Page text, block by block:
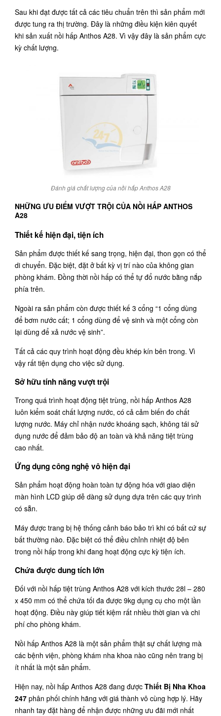
Sau khi đạt được tất cả các tiêu chuẩn trên thì sản phẩm mới
được tung ra thị trường. Đây là những điều kiện kiên quyết
khi sản xuất nồi hấp Anthos A28. Vì vậy đây là sản phẩm cực
kỳ chất lượng.
Đánh giá chất lượng của nồi hấp Anthos A28
NHỮNG ƯU ĐIỂM VƯỢT TRỘI CỦA NỒI HẤP ANTHOS
A28
Thiết kế hiện đại, tiện ích
Sản phẩm được thiết kế sang trọng, hiện đại, thon gọn có thể
di chuyển. Đặc biệt, đặt ở bất kỳ vị trí nào của không gian
phòng khám. Đồng thời nồi hấp có thể tự đổ nước bằng nắp
phía trên.
Ngoài ra sản phẩm còn được thiết kế 3 cổng “1 cổng dùng
để bơm nước cất; 1 cổng dùng để vệ sinh và một cổng còn
lại dùng để xả nước vệ sinh”.
Tất cả các quy trình hoạt động đều khép kín bên trong. Vì
vậy rất tiện dụng cho việc sử dụng.
Sở hữu tính năng vượt trội
Trong quá trình hoạt động tiệt trùng, nồi hấp Anthos A28
luôn kiểm soát chất lượng nước, có cả cảm biến đo chất
lượng nước. Máy chỉ nhận nước khoáng sạch, không tái sử
dụng nước để đảm bảo độ an toàn và khả năng tiệt trùng
cao nhất.
Ứng dụng công nghệ vô hiện đại
Sản phẩm hoạt động hoàn toàn tự động hóa với giao diện
màn hình LCD giúp dễ dàng sử dụng dựa trên các quy trình
có sẵn.
Máy được trang bị hệ thống cảnh báo bảo trì khi có bất cứ sự
bất thường nào. Đặc biệt có thể điều chỉnh nhiệt độ bên
trong nồi hấp trong khi đang hoạt động cực kỳ tiện ích.
Chứa được dung tích lớn
Đối với nồi hấp tiệt trùng Anthos A28 với kích thước 28l – 280
x 450 mm có thể chứa tối đa được 9kg dụng cụ cho một lần
hoạt động. Điều này giúp tiết kiệm rất nhiều thời gian và chi
phí cho phòng khám.
Nồi hấp Anthos A28 là một sản phẩm thật sự chất lượng mà
các bệnh viện, phòng khám nha khoa nào cũng nên trang bị
ít nhất là một sản phẩm.
Hiện nay, nồi hấp Anthos A28 đang được Thiết Bị Nha Khoa
247 phân phối chính hãng với giá thành vô cùng hợp lý. Hãy
nhanh tay đặt hàng để nhận được những ưu đãi mới nhất